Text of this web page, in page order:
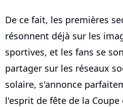
De ce fait, les premières
résonnent déjà sur les
sportives, et les fans se
partager sur les réseaux
solaire, s'annonce
l'esprit de fête de la